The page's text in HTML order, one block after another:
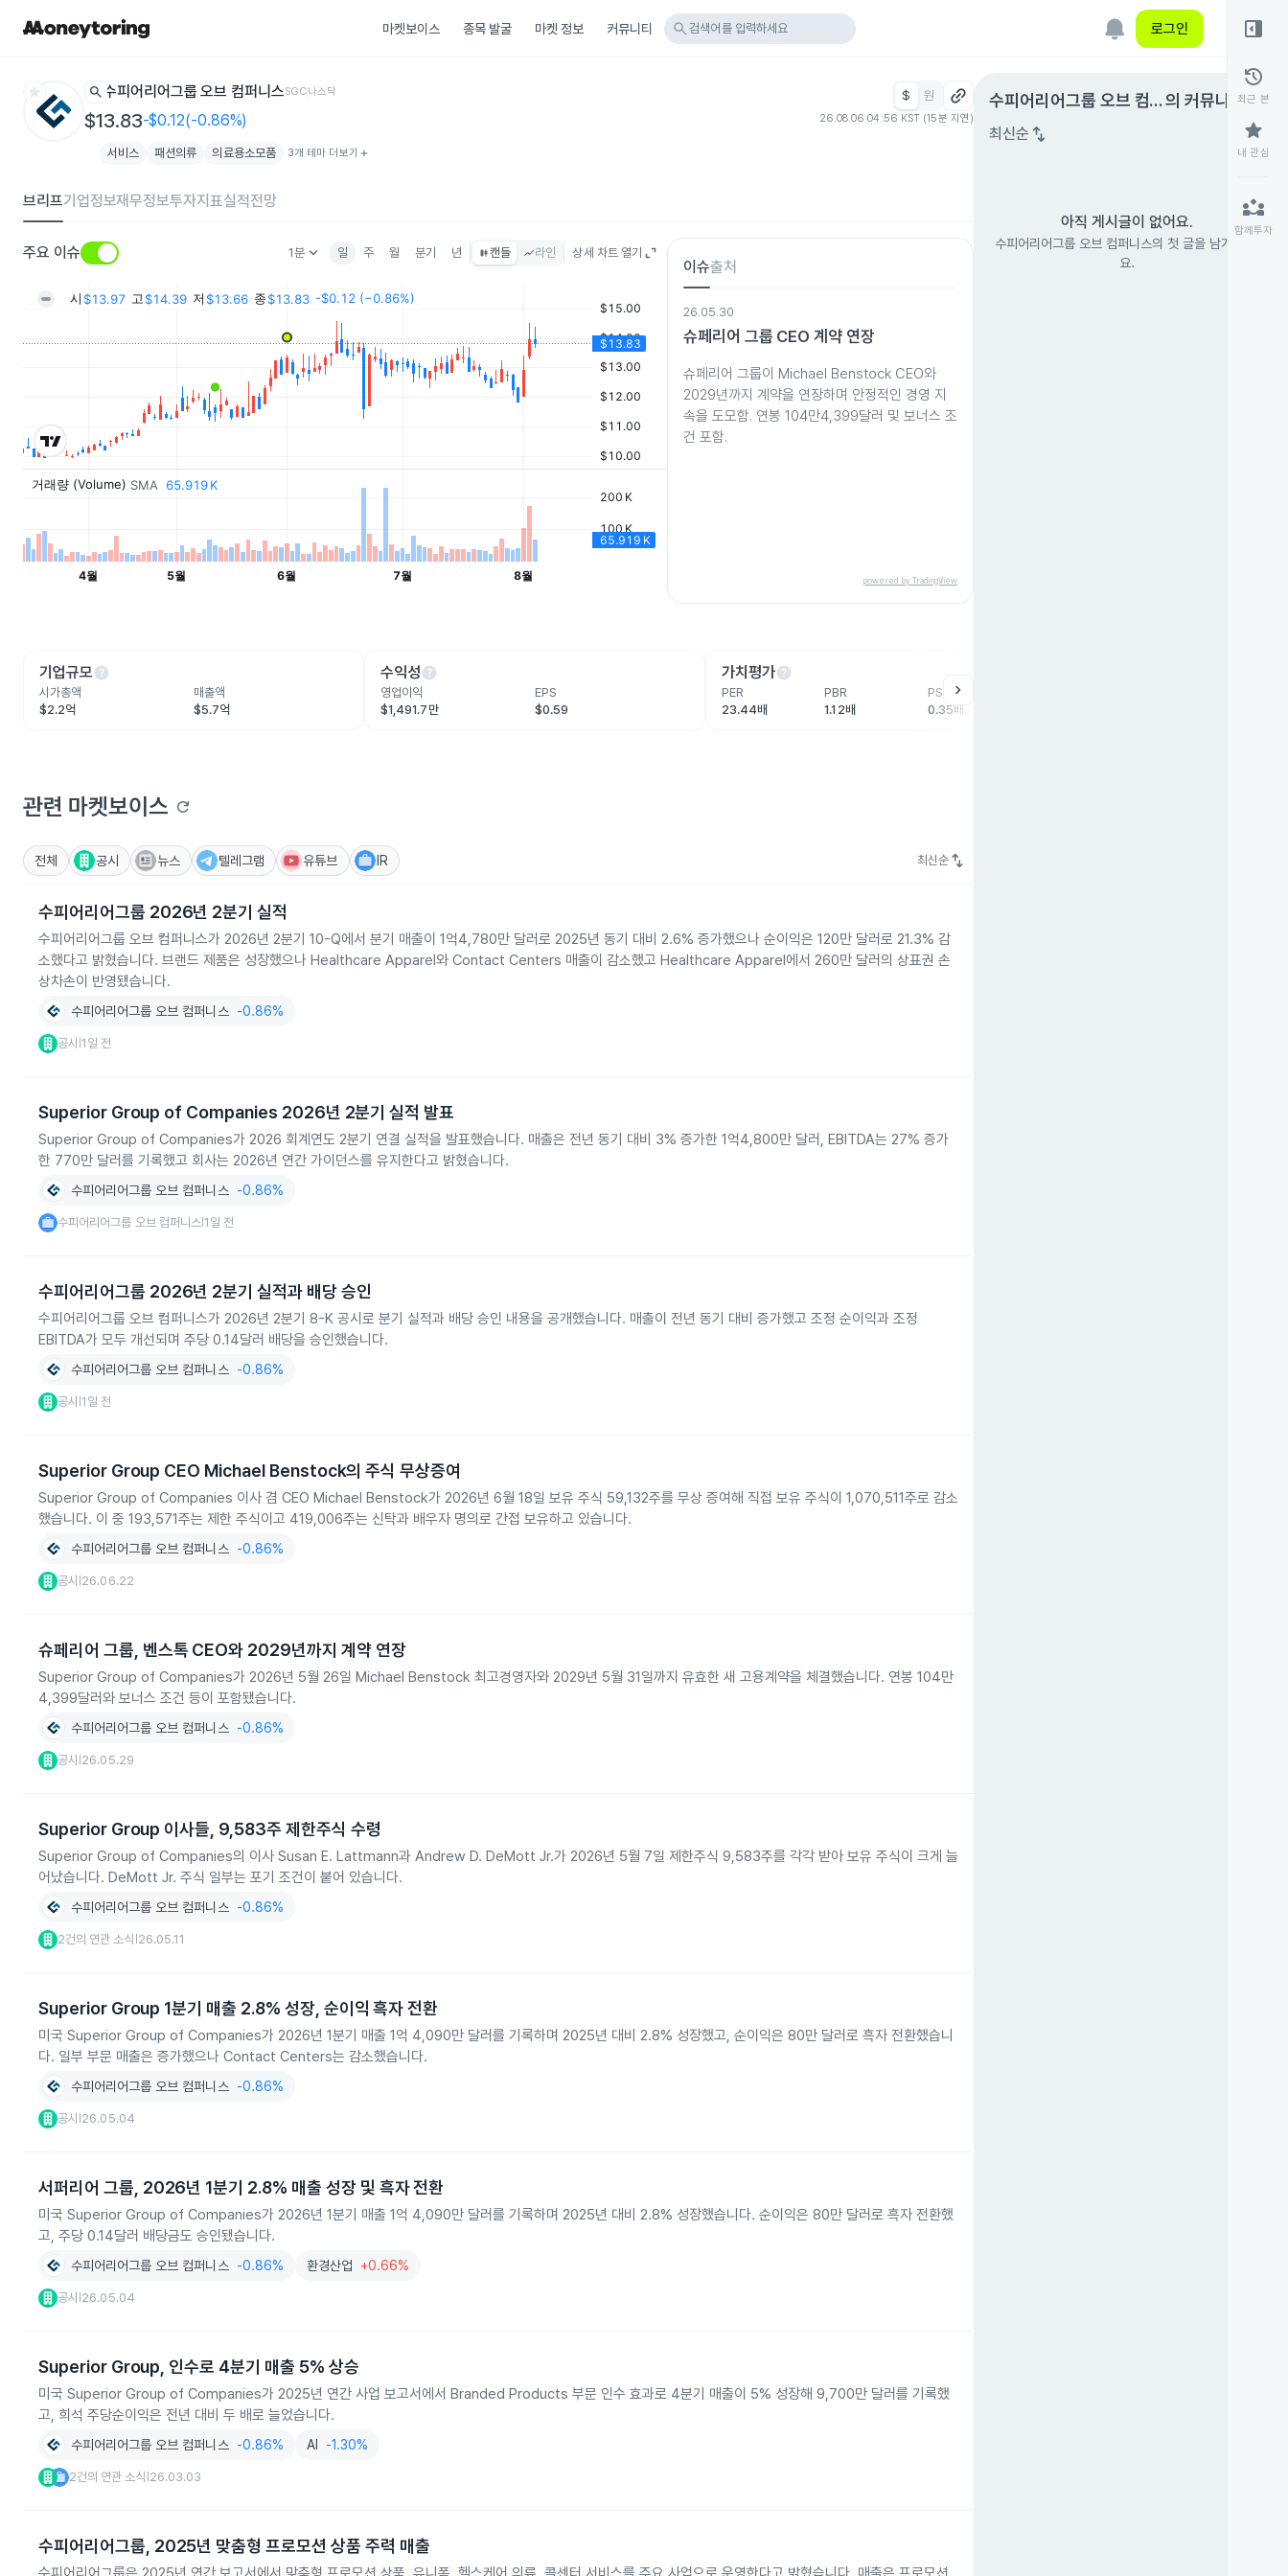
마켓보이스 종목 발굴 마켓 정보 커뮤니티 search 검색어를 입력하세요 로그인
star search 수피어리어그룹 오브 컴퍼니스SGC나스닥
$13.83-$0.12(-0.86%)
$ 원
26.08.06 04:56 KST (15분 지연)
서비스 패션의류 의료용소모품 3개 테마 더보기 add
브리프기업정보재무정보투자지표실적전망
주요 이슈 1분keyboard_arrow_down 일 주 월 분기 년 캔들 라인 상세 차트 열기
이슈출처
26.05.30
슈페리어 그룹 CEO 계약 연장
슈페리어 그룹이 Michael Benstock CEO와
2029년까지 계약을 연장하며 안정적인 경영 지
속을 도모함. 연봉 104만4,399달러 및 보너스 조
건 포함.
powered by TradingView
기업규모help
시가총액
$2.2억
매출액
$5.7억
수익성help
영업이익
$1,491.7만
EPS
$0.59
가치평가help
PER
23.44배
PBR
1.12배
PSR
0.35배
chevron_right
관련 마켓보이스 refresh
전체 공시 뉴스 텔레그램 유튜브 IR 최신순 swap_vert
수피어리어그룹 2026년 2분기 실적
수피어리어그룹 오브 컴퍼니스가 2026년 2분기 10-Q에서 분기 매출이 1억4,780만 달러로 2025년 동기 대비 2.6% 증가했으나 순이익은 120만 달러로 21.3% 감
소했다고 밝혔습니다. 브랜드 제품은 성장했으나 Healthcare Apparel와 Contact Centers 매출이 감소했고 Healthcare Apparel에서 260만 달러의 상표권 손
상차손이 반영됐습니다.
수피어리어그룹 오브 컴퍼니스 -0.86%
공시 |1일 전
Superior Group of Companies 2026년 2분기 실적 발표
Superior Group of Companies가 2026 회계연도 2분기 연결 실적을 발표했습니다. 매출은 전년 동기 대비 3% 증가한 1억4,800만 달러, EBITDA는 27% 증가
한 770만 달러를 기록했고 회사는 2026년 연간 가이던스를 유지한다고 밝혔습니다.
수피어리어그룹 오브 컴퍼니스 -0.86%
수피어리어그룹 오브 컴퍼니스 |1일 전
수피어리어그룹 2026년 2분기 실적과 배당 승인
수피어리어그룹 오브 컴퍼니스가 2026년 2분기 8-K 공시로 분기 실적과 배당 승인 내용을 공개했습니다. 매출이 전년 동기 대비 증가했고 조정 순이익과 조정
EBITDA가 모두 개선되며 주당 0.14달러 배당을 승인했습니다.
수피어리어그룹 오브 컴퍼니스 -0.86%
공시 |1일 전
Superior Group CEO Michael Benstock의 주식 무상증여
Superior Group of Companies 이사 겸 CEO Michael Benstock가 2026년 6월 18일 보유 주식 59,132주를 무상 증여해 직접 보유 주식이 1,070,511주로 감소
했습니다. 이 중 193,571주는 제한 주식이고 419,006주는 신탁과 배우자 명의로 간접 보유하고 있습니다.
수피어리어그룹 오브 컴퍼니스 -0.86%
공시 26.06.22
슈페리어 그룹, 벤스톡 CEO와 2029년까지 계약 연장
Superior Group of Companies가 2026년 5월 26일 Michael Benstock 최고경영자와 2029년 5월 31일까지 유효한 새 고용계약을 체결했습니다. 연봉 104만
4,399달러와 보너스 조건 등이 포함됐습니다.
수피어리어그룹 오브 컴퍼니스 -0.86%
공시 26.05.29
Superior Group 이사들, 9,583주 제한주식 수령
Superior Group of Companies의 이사 Susan E. Lattmann과 Andrew D. DeMott Jr.가 2026년 5월 7일 제한주식 9,583주를 각각 받아 보유 주식이 크게 늘
어났습니다. DeMott Jr. 주식 일부는 포기 조건이 붙어 있습니다.
수피어리어그룹 오브 컴퍼니스 -0.86%
2건의 연관 소식 26.05.11
Superior Group 1분기 매출 2.8% 성장, 순이익 흑자 전환
미국 Superior Group of Companies가 2026년 1분기 매출 1억 4,090만 달러를 기록하며 2025년 대비 2.8% 성장했고, 순이익은 80만 달러로 흑자 전환했습니
다. 일부 부문 매출은 증가했으나 Contact Centers는 감소했습니다.
수피어리어그룹 오브 컴퍼니스 -0.86%
공시 26.05.04
서퍼리어 그룹, 2026년 1분기 2.8% 매출 성장 및 흑자 전환
미국 Superior Group of Companies가 2026년 1분기 매출 1억 4,090만 달러를 기록하며 2025년 대비 2.8% 성장했습니다. 순이익은 80만 달러로 흑자 전환했
고, 주당 0.14달러 배당금도 승인됐습니다.
수피어리어그룹 오브 컴퍼니스 -0.86% 환경산업 +0.66%
공시 26.05.04
Superior Group, 인수로 4분기 매출 5% 상승
미국 Superior Group of Companies가 2025년 연간 사업 보고서에서 Branded Products 부문 인수 효과로 4분기 매출이 5% 성장해 9,700만 달러를 기록했
고, 희석 주당순이익은 전년 대비 두 배로 늘었습니다.
수피어리어그룹 오브 컴퍼니스 -0.86% AI -1.30%
2건의 연관 소식 26.03.03
수피어리어그룹, 2025년 맞춤형 프로모션 상품 주력 매출
수피어리어그룹 오브 컴퍼
니스
의 커뮤니티expand_circle_right
최신순 swap_vert
아직 게시글이 없어요.
수피어리어그룹 오브 컴퍼니스의 첫 글을 남겨 보세
요.
right_panel_open
history
최근 본
star
내 관심
partner_exchange
함께투자